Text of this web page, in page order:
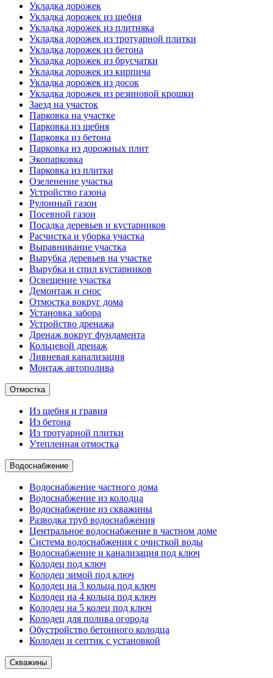
Укладка дорожек
Укладка дорожек из щебня
Укладка дорожек из плитняка
Укладка дорожек из тротуарной плитки
Укладка дорожек из бетона
Укладка дорожек из брусчатки
Укладка дорожек из кирпича
Укладка дорожек из досок
Укладка дорожек из резиновой крошки
Заезд на участок
Парковка на участке
Парковка из щебня
Парковка из бетона
Парковка из дорожных плит
Экопарковка
Парковка из плитки
Озеленение участка
Устройство газона
Рулонный газон
Посевной газон
Посадка деревьев и кустарников
Расчистка и уборка участка
Выравнивание участка
Вырубка деревьев на участке
Вырубка и спил кустарников
Освещение участка
Демонтаж и снос
Отмостка вокруг дома
Установка забора
Устройство дренажа
Дренаж вокруг фундамента
Кольцевой дренаж
Ливневая канализация
Монтаж автополива
Отмостка
Из щебня и гравия
Из бетона
Из тротуарной плитки
Утепленная отмостка
Водоснабжение
Водоснабжение частного дома
Водоснабжение из колодца
Водоснабжение из скважины
Разводка труб водоснабжения
Центральное водоснабжение в частном доме
Система водоснабжения с очисткой воды
Водоснабжение и канализация под ключ
Колодец под ключ
Колодец зимой под ключ
Колодец на 3 кольца под ключ
Колодец на 4 кольца под ключ
Колодец на 5 колец под ключ
Колодец для полива огорода
Обустройство бетонного колодца
Колодец и септик с установкой
Скважины